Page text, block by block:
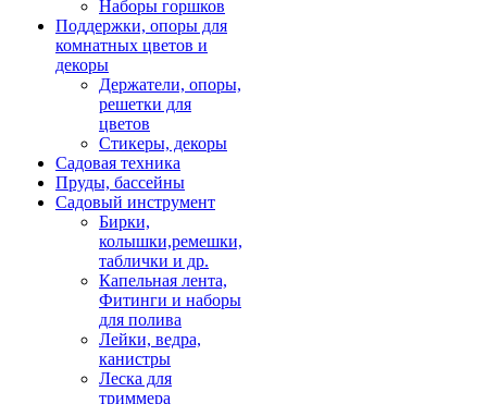
Наборы горшков
Поддержки, опоры для
комнатных цветов и
декоры
Держатели, опоры,
решетки для
цветов
Стикеры, декоры
Садовая техника
Пруды, бассейны
Садовый инструмент
Бирки,
колышки,ремешки,
таблички и др.
Капельная лента,
Фитинги и наборы
для полива
Лейки, ведра,
канистры
Леска для
триммера